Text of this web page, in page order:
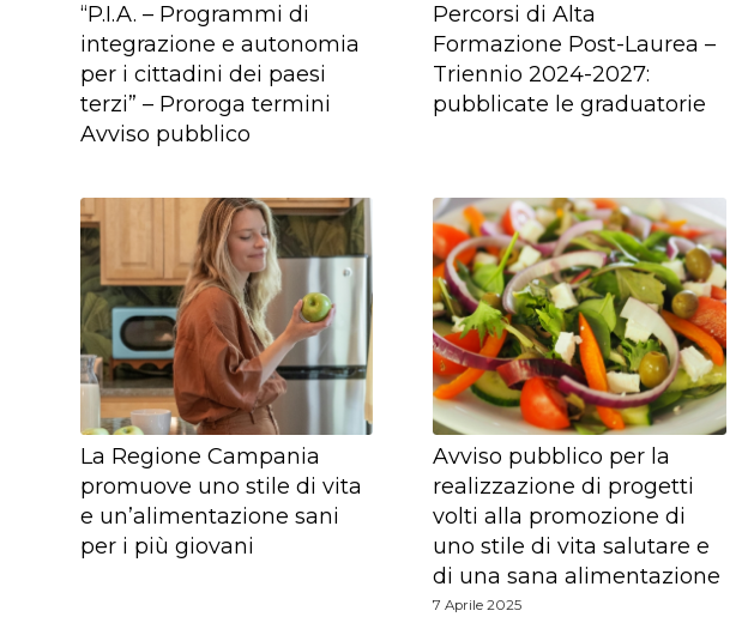
“P.I.A. – Programmi di
integrazione e autonomia
per i cittadini dei paesi
terzi” – Proroga termini
Avviso pubblico
Percorsi di Alta
Formazione Post-Laurea –
Triennio 2024-2027:
pubblicate le graduatorie
La Regione Campania
promuove uno stile di vita
e un’alimentazione sani
per i più giovani
Avviso pubblico per la
realizzazione di progetti
volti alla promozione di
uno stile di vita salutare e
di una sana alimentazione
7 Aprile 2025